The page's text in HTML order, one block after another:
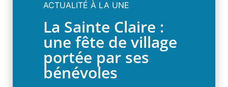
ACTUALITÉ À LA UNE
La Sainte Claire :
une fête de village
portée par ses
bénévoles